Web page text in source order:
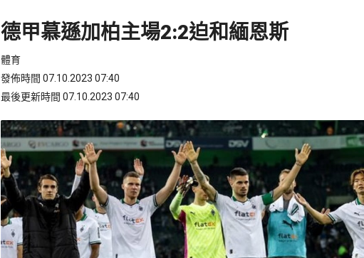
德甲慕遜加柏主場2:2迫和緬恩斯
體育
發佈時間 07.10.2023 07:40
最後更新時間 07.10.2023 07:40